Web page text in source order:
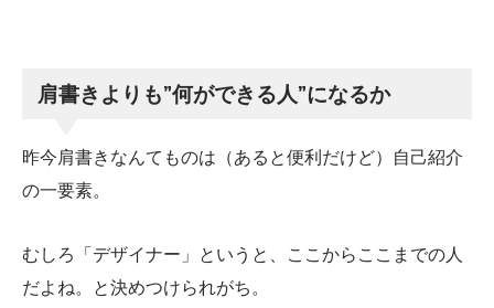
肩書きよりも”何ができる人”になるか
昨今肩書きなんてものは（あると便利だけど）自己紹介
の一要素。
むしろ「デザイナー」というと、ここからここまでの人
だよね。と決めつけられがち。